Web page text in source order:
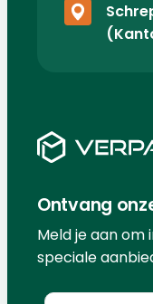
Ontvang
Meld je aan
speciale